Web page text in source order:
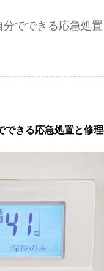
でできる応急処
できる応急処置と修